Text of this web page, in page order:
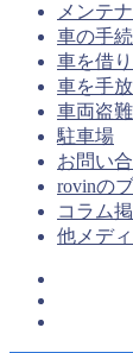
メンテ
車の手
車を借
車を手
車両盗難
駐車場
お問い
rovinの
コラム
他メデ